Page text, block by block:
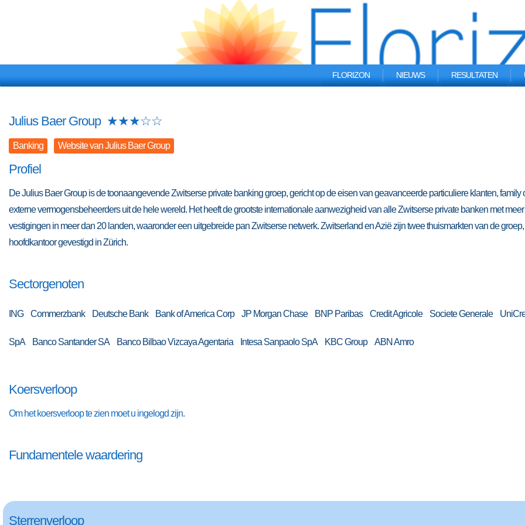
FLORIZON NIEUWS RESULTATEN
Julius Baer Group ★★★☆☆
Banking Website van Julius Baer Group
Profiel
De Julius Baer Group is de toonaangevende Zwitserse private banking groep, gericht op de eisen van geavanceerde particuliere klanten, family
externe vermogensbeheerders uit de hele wereld. Het heeft de grootste internationale aanwezigheid van alle Zwitserse private banken met
vestigingen in meer dan 20 landen, waaronder een uitgebreide pan Zwitserse netwerk. Zwitserland en Azië zijn twee thuismarkten van de
hoofdkantoor gevestigd in Zürich.
Sectorgenoten
ING Commerzbank Deutsche Bank Bank of America Corp JP Morgan Chase BNP Paribas Credit Agricole Societe Generale
SpA Banco Santander SA Banco Bilbao Vizcaya Agentaria Intesa Sanpaolo SpA KBC Group ABN Amro
Koersverloop
Om het koersverloop te zien moet u ingelogd zijn.
Fundamentele waardering
Sterrenverloop